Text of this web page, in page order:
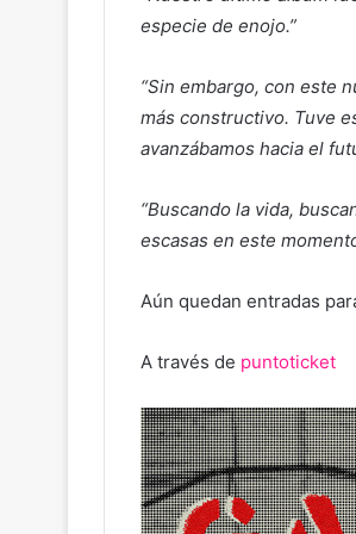
especie de enojo.”
“Sin embargo, con este
más constructivo. Tuve
avanzábamos hacia el
“Buscando la vida,
escasas en este
Aún quedan entradas
A través de puntoticket